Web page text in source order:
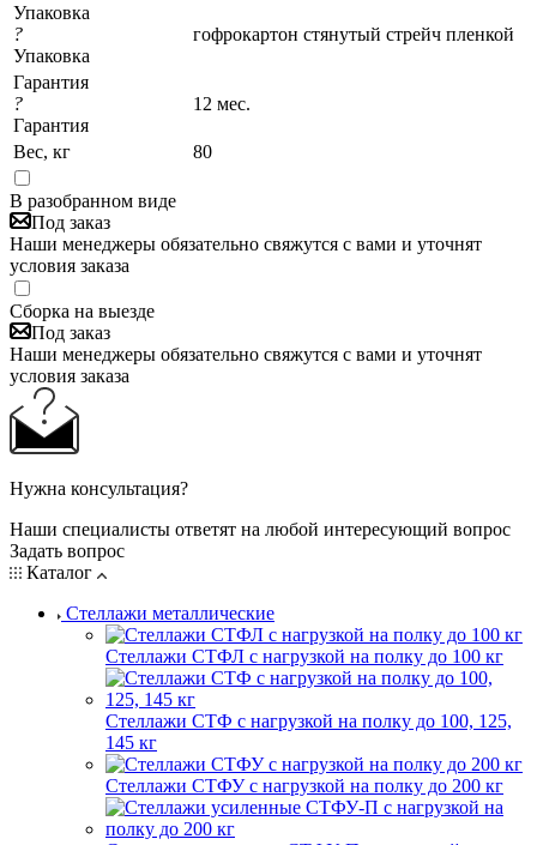
Упаковка
?
Упаковка
гофрокартон стянутый стрейч пленкой
Гарантия
?
Гарантия
12 мес.
Вес, кг 80
В разобранном виде
Под заказ
Наши менеджеры обязательно свяжутся с вами и уточнят
условия заказа
Сборка на выезде
Под заказ
Наши менеджеры обязательно свяжутся с вами и уточнят
условия заказа
Нужна консультация?
Наши специалисты ответят на любой интересующий вопрос
Задать вопрос
Каталог
Стеллажи металлические
Стеллажи СТФЛ с нагрузкой на полку до 100 кг
Стеллажи СТФ с нагрузкой на полку до 100, 125,
145 кг
Стеллажи СТФУ с нагрузкой на полку до 200 кг